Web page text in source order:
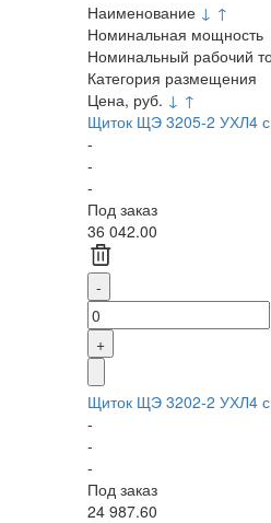
Наименование ↓ ↑
Номинальная мощность
Номинальный рабочий
Категория размещения
Цена, руб. ↓ ↑
Щиток ЩЭ 3205-2 УХЛ4
-
-
-
Под заказ
36 042.00
Щиток ЩЭ 3202-2 УХЛ4
-
-
-
Под заказ
24 987.60